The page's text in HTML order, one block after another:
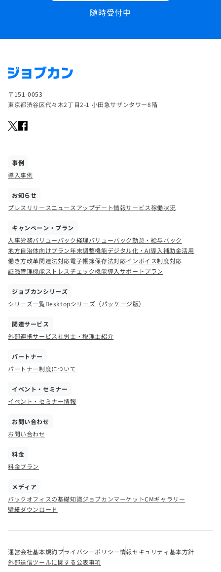
随時受付中
〒151-0053
東京都渋谷区代々木2丁目2-1 小田急サザンタワー8階
事例
導入事例
お知らせ
プレスリリースニュース アップデート情報サービス稼働状況
キャンペーン・プラン
人事労務バリューパック経理バリューパック勤怠・給与パック
地方自治体向けプラン年末調整機能デジタル化・AI導入補助金活用
働き方改革関連法対応電子帳簿保存法対応インボイス制度対応
証憑管理機能ストレスチェック機能導入サポートプラン
ジョブカンシリーズ
シリーズ一覧Desktopシリーズ（パッケージ版）
関連サービス
外部連携サービス社労士・税理士紹介
パートナー
パートナー制度について
イベント・セミナー
イベント・セミナー情報
お問い合わせ
お問い合わせ
料金
料金プラン
メディア
バックオフィスの基礎知識ジョブカンマーケットCMギャラリー
壁紙ダウンロード
運営会社基本規約プライバシーポリシー情報セキュリティ基本方針
外部送信ツールに関する公表事項